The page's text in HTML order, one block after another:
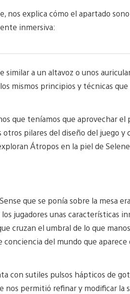
nos explica cómo el apartado
inmersiva:
a un altavoz o unos
mismos principios y técnicas que
que teníamos que aprovechar
pilares del diseño del juego y
Átropos en la piel de Selene.
que se ponía sobre la mesa
jugadores unas características
cruzan el umbral de lo que
del mundo que aparece
con sutiles pulsos hápticos de
permitió refinar y modificar la